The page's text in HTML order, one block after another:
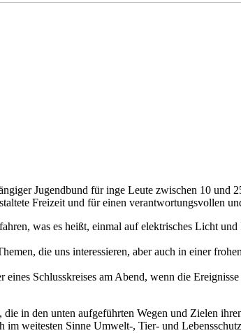
Jugendbund für inge Leute zwischen 10 und
Freizeit und für einen verantwortungsvollen
was es heißt, einmal auf elektrisches Licht und
die uns interessieren, aber auch in einer
Schlusskreises am Abend, wenn die
in den unten aufgeführten Wegen und Zielen
im weitesten Sinne Umwelt-, Tier- und